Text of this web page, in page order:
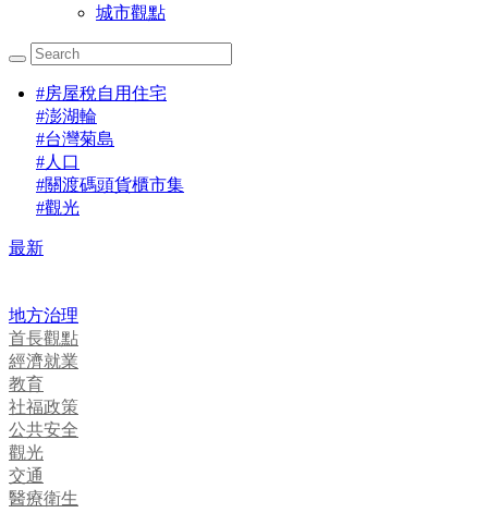
城市觀點
#房屋稅自用住宅
#澎湖輪
#台灣菊島
#人口
#關渡碼頭貨櫃市集
#觀光
最新
地方治理
首長觀點
經濟就業
教育
社福政策
公共安全
觀光
交通
醫療衛生